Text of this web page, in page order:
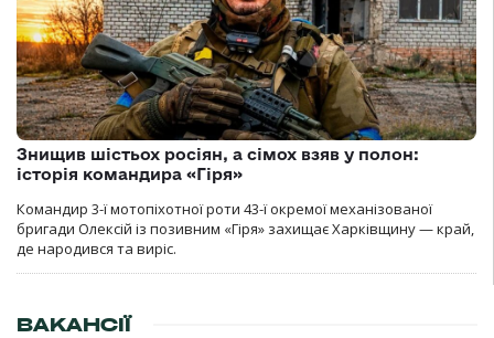
Знищив шістьох росіян, а сімох взяв у полон:
історія командира «Гіря»
Командир 3-ї мотопіхотної роти 43-ї окремої механізованої
бригади Олексій із позивним «Гіря» захищає Харківщину — край,
де народився та виріс.
ВАКАНСІЇ